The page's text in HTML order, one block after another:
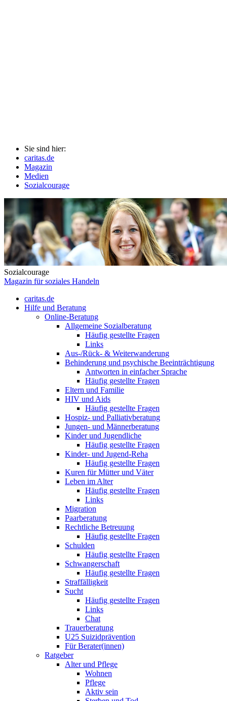
Sie sind hier:
caritas.de
Magazin
Medien
Sozialcourage
Sozialcourage
Magazin für soziales Handeln
caritas.de
Hilfe und Beratung
Online-Beratung
Allgemeine Sozialberatung
Häufig gestellte Fragen
Links
Aus-/Rück- & Weiterwanderung
Behinderung und psychische Beeinträchtigung
Antworten in einfacher Sprache
Häufig gestellte Fragen
Eltern und Familie
HIV und Aids
Häufig gestellte Fragen
Hospiz- und Palliativberatung
Jungen- und Männerberatung
Kinder und Jugendliche
Häufig gestellte Fragen
Kinder- und Jugend-Reha
Häufig gestellte Fragen
Kuren für Mütter und Väter
Leben im Alter
Häufig gestellte Fragen
Links
Migration
Paarberatung
Rechtliche Betreuung
Häufig gestellte Fragen
Schulden
Häufig gestellte Fragen
Schwangerschaft
Häufig gestellte Fragen
Straffälligkeit
Sucht
Häufig gestellte Fragen
Links
Chat
Trauerberatung
U25 Suizidprävention
Für Berater(innen)
Ratgeber
Alter und Pflege
Wohnen
Pflege
Aktiv sein